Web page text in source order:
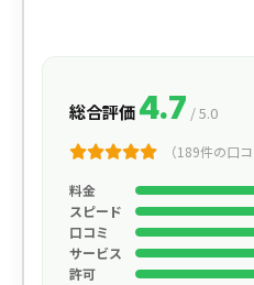
総合評価4.7 / 5.0
（189件の口コ
料金
スピード
口コミ
サービス
許可